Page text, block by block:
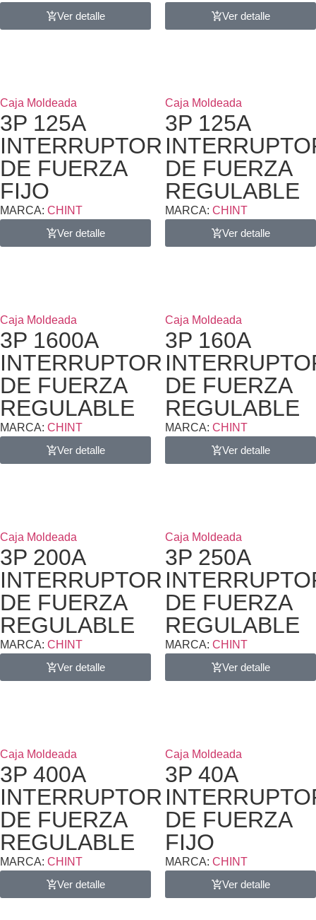
Ver detalle
Ver detalle
Caja Moldeada
3P 125A
INTERRUPTOR
DE FUERZA
FIJO
MARCA: CHINT
Ver detalle
Caja Moldeada
3P 125A
DE FUERZA
REGULABLE
MARCA: CHINT
Ver detalle
Caja Moldeada
3P 1600A
INTERRUPTOR
DE FUERZA
REGULABLE
MARCA: CHINT
Ver detalle
Caja Moldeada
3P 160A
DE FUERZA
REGULABLE
MARCA: CHINT
Ver detalle
Caja Moldeada
3P 200A
INTERRUPTOR
DE FUERZA
REGULABLE
MARCA: CHINT
Ver detalle
Caja Moldeada
3P 250A
DE FUERZA
REGULABLE
MARCA: CHINT
Ver detalle
Caja Moldeada
3P 400A
INTERRUPTOR
DE FUERZA
REGULABLE
MARCA: CHINT
Ver detalle
Caja Moldeada
3P 40A
DE FUERZA
FIJO
MARCA: CHINT
Ver detalle